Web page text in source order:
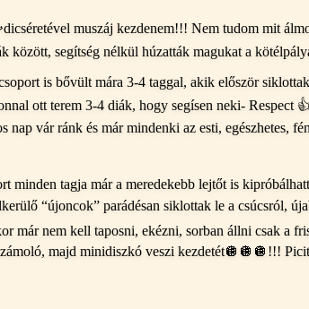
muszáj kezdenem!!! Nem tudom mit
segítség nélkül húzatták magukat a
is bővült mára 3-4 taggal, akik először
ott terem 3-4 diák, hogy segísen neki-
vár ránk és már mindenki az esti, egészhetes,
minden tagja már a meredekebb lejtőt is
“újoncok” parádésan siklottak le a csúcsról,
már nem kell taposni, ekézni, sorban állni csak a
majd minidiszkó veszi kezdetét🪩🪩🪩!!!